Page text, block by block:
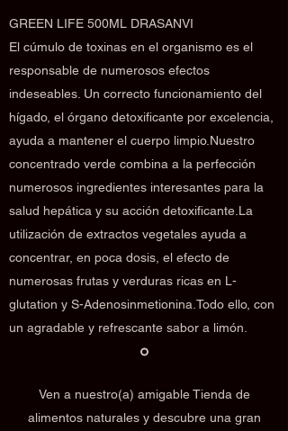
Ven a nuestro(a) amigable Tienda de
alimentos naturales y descubre una gran
GREEN LIFE 500ML DRASANVI
El cúmulo de toxinas en el organismo es el
responsable de numerosos efectos
indeseables. Un correcto funcionamiento del
hígado, el órgano detoxificante por excelencia,
ayuda a mantener el cuerpo limpio.Nuestro
concentrado verde combina a la perfección
numerosos ingredientes interesantes para la
salud hepática y su acción detoxificante.La
utilización de extractos vegetales ayuda a
concentrar, en poca dosis, el efecto de
numerosas frutas y verduras ricas en L-
glutation y S-Adenosinmetionina.Todo ello, con
un agradable y refrescante sabor a limón.